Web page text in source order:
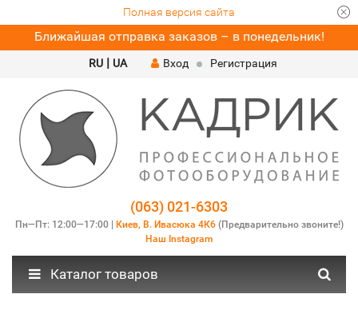
Полная версия сайта
Ближайшая отправка заказов – в понедельник!
RU | UA Вход Регистрация
(063) 021-6303
Пн—Пт: 12:00—17:00 | Киев, В. Ивасюка 4К6(Предварительно звоните!)
Наш Instagram
Каталог товаров